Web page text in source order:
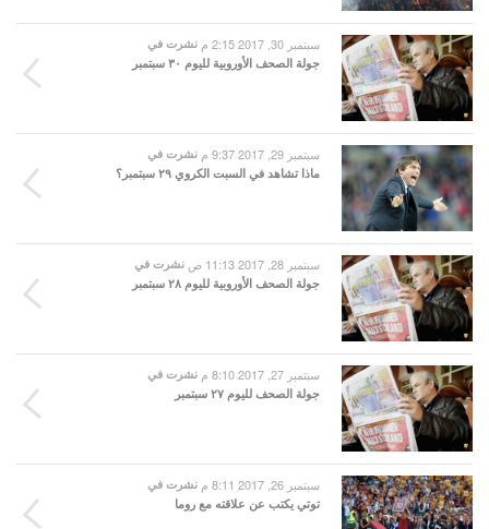
نشرت في سبتمبر 30, 2017 2:15 م
جولة الصحف الأوروبية لليوم ٣٠ سبتمبر
نشرت في سبتمبر 29, 2017 9:37 م
ماذا تشاهد في السبت الكروي ٢٩ سبتمبر؟
نشرت في سبتمبر 28, 2017 11:13 ص
جولة الصحف الأوروبية لليوم ٢٨ سبتمبر
نشرت في سبتمبر 27, 2017 8:10 م
جولة الصحف لليوم ٢٧ سبتمبر
نشرت في سبتمبر 26, 2017 8:11 م
توتي يكتب عن علاقته مع روما